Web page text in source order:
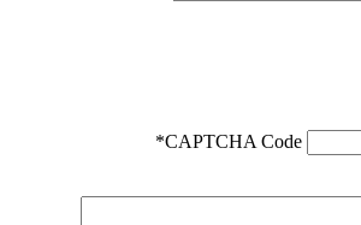
CAPTCHA Code
*